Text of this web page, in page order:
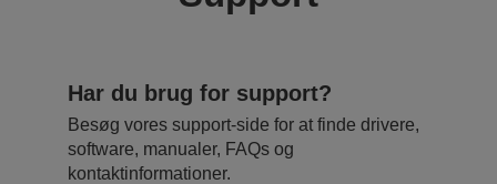
Har du brug for support?
Besøg vores support-side for at finde drivere,
software, manualer, FAQs og
kontaktinformationer.